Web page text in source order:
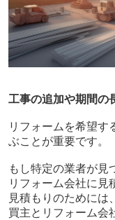
工事の追加や期間の
リフォームを希望す
ぶことが重要です。
もし特定の業者が見
リフォーム会社に見
見積もりのためには
買主とリフォーム会